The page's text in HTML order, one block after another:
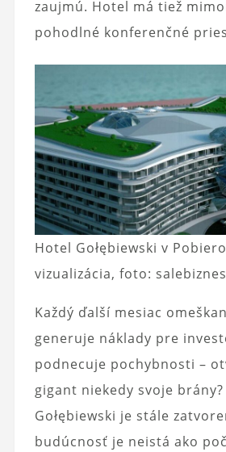
zaujmú. Hotel má tiež
pohodlné konferenčné
Hotel Gołębiewski v
vizualizácia, foto:
Každý ďalší mesiac
generuje náklady pre
podnecuje pochybnosti –
gigant niekedy svoje
Gołębiewski je stále
budúcnosť je neistá ako